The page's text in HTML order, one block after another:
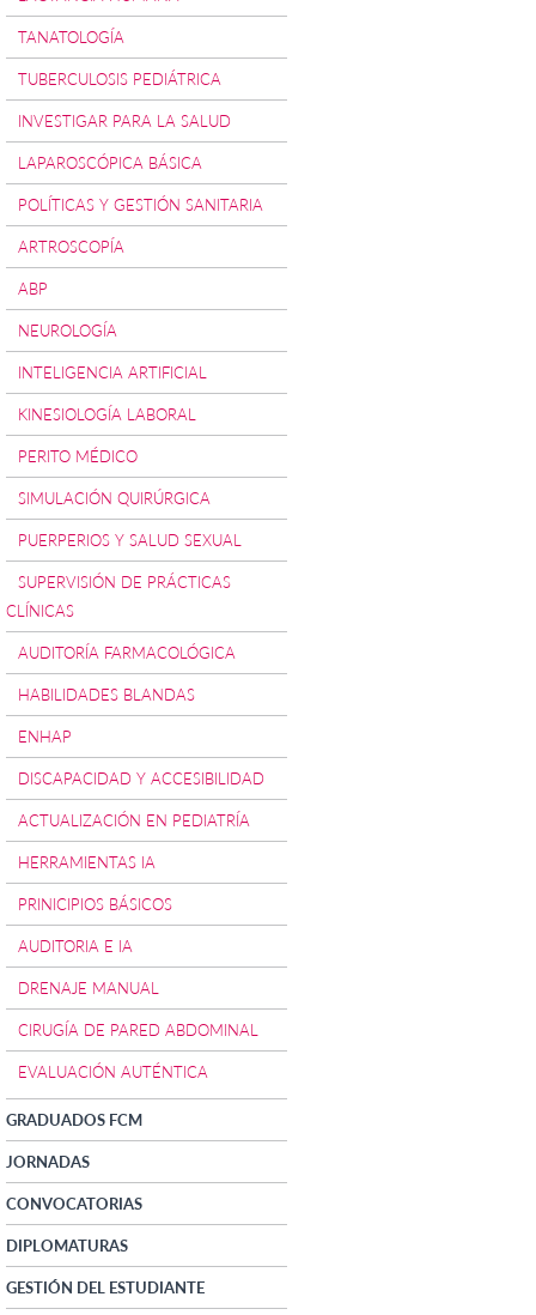
TANATOLOGÍA
TUBERCULOSIS PEDIÁTRICA
INVESTIGAR PARA LA SALUD
LAPAROSCÓPICA BÁSICA
POLÍTICAS Y GESTIÓN SANITARIA
ARTROSCOPÍA
ABP
NEUROLOGÍA
INTELIGENCIA ARTIFICIAL
KINESIOLOGÍA LABORAL
PERITO MÉDICO
SIMULACIÓN QUIRÚRGICA
PUERPERIOS Y SALUD SEXUAL
SUPERVISIÓN DE PRÁCTICAS
CLÍNICAS
AUDITORÍA FARMACOLÓGICA
HABILIDADES BLANDAS
ENHAP
DISCAPACIDAD Y ACCESIBILIDAD
ACTUALIZACIÓN EN PEDIATRÍA
HERRAMIENTAS IA
PRINICIPIOS BÁSICOS
AUDITORIA E IA
DRENAJE MANUAL
CIRUGÍA DE PARED ABDOMINAL
EVALUACIÓN AUTÉNTICA
GRADUADOS FCM
JORNADAS
CONVOCATORIAS
DIPLOMATURAS
GESTIÓN DEL ESTUDIANTE